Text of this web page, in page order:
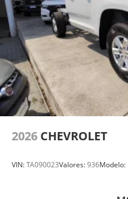
2026 CHEVROLET
VIN:TA090023Valores:936Modelo: